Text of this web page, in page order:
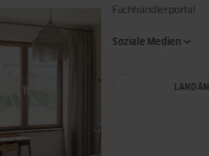
Fachhändlerportal
Soziale Medien
LAND